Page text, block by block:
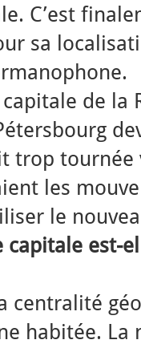
C’est
sa
de la
trop tournée
les
le
capitale est-
centralité
habitée.